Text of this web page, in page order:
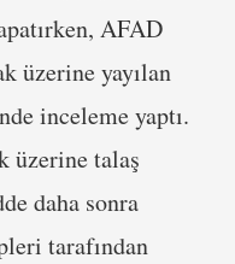
AFAD
üzerine yayılan
inceleme yaptı.
üzerine talaş
daha sonra
tarafından